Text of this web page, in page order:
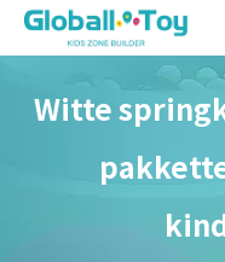
Witte